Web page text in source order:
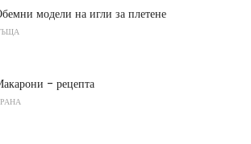
модели на игли за плетене
- рецепта